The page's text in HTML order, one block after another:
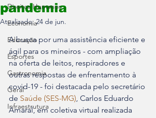
Direitos Humanos
Economia
Educação
Esportes
Gastronomia
Geral
Infraestrutura
pandemia
Atualizado:24 de jun.
A busca por uma assistência eficiente e
ágil para os mineiros - com ampliação
na oferta de leitos, respiradores e
outras respostas de enfrentamento à
covid-19 - foi destacada pelo secretário
de Saúde (SES-MG), Carlos Eduardo
Amaral, em coletiva virtual realizada